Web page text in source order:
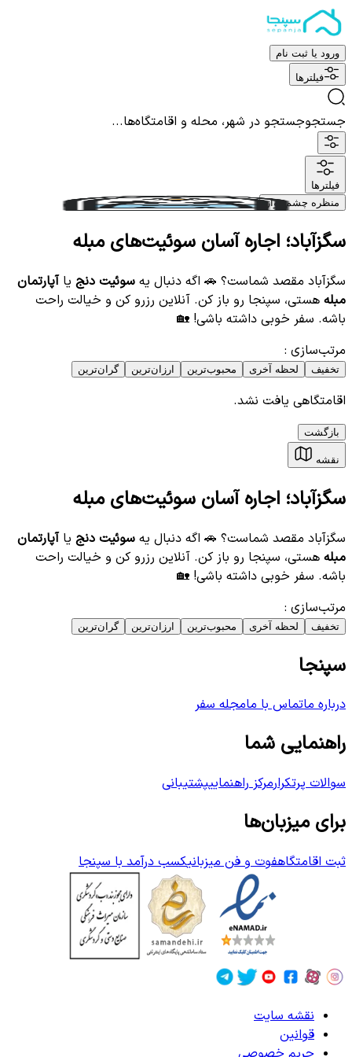
ورود یا ثبت نام
فیلترها
جستجوجستجو در شهر، محله و اقامتگاه‌ها...
فیلترها
منظره چشم نواز
سگزآباد؛ اجاره آسان سوئیت‌های مبله
سگزآباد مقصد شماست؟ 🚗 اگه دنبال یه سوئیت دنج یاآپارتمان
مبله هستی، سپنجا رو باز کن. آنلاین رزرو کن و خیالت راحت
باشه. سفر خوبی داشته باشی! 🏡
مرتب‌سازی :
تخفیف لحظه آخری محبوب‌ترین ارزان‌ترین گران‌ترین
اقامتگاهی یافت نشد.
بازگشت
نقشه
سگزآباد؛ اجاره آسان سوئیت‌های مبله
سگزآباد مقصد شماست؟ 🚗 اگه دنبال یه سوئیت دنج یاآپارتمان
مبله هستی، سپنجا رو باز کن. آنلاین رزرو کن و خیالت راحت
باشه. سفر خوبی داشته باشی! 🏡
مرتب‌سازی :
تخفیف لحظه آخری محبوب‌ترین ارزان‌ترین گران‌ترین
سپنجا
درباره ماتماس با مامجله سفر
راهنمایی شما
سوالات پرتکرارمرکز راهنماییپشتیبانی
برای میزبان‌ها
ثبت اقامتگاهفوت و فن میزبانیکسب درآمد با سپنجا
نقشه سایت
قوانین